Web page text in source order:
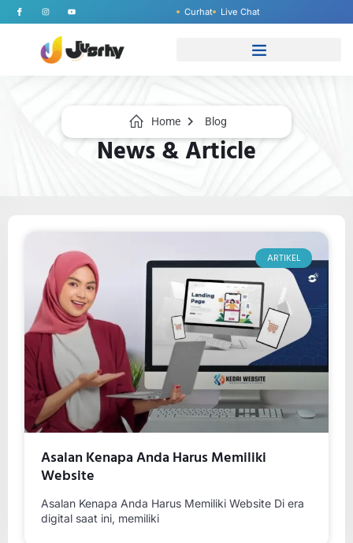
Curhat Live Chat
Home Blog
News & Article
ARTIKEL
Asalan Kenapa Anda Harus Memiliki
Website
Asalan Kenapa Anda Harus Memiliki Website Di era
digital saat ini, memiliki